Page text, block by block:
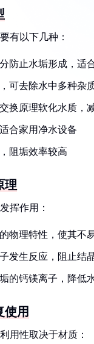
有以下几种：
防止水垢形成，适
可去除水中多种杂
换原理软化水质，
合家用净水设备
阻垢效率较高
理
挥作用：
物理特性，使其不
发生反应，阻止结
的钙镁离子，降低
使用
用性取决于材质：